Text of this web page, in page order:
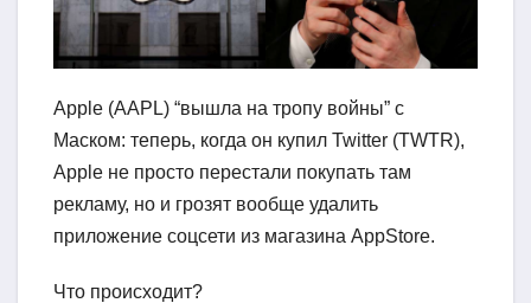
Apple (AAPL) “вышла на тропу войны” с
Маском: теперь, когда он купил Twitter (TWTR),
Apple не просто перестали покупать там
рекламу, но и грозят вообще удалить
приложение соцсети из магазина AppStore.
Что происходит?